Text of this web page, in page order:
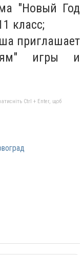
"Новый Год
класс;
приглашает
игры и
Ctrl + Enter, щоб